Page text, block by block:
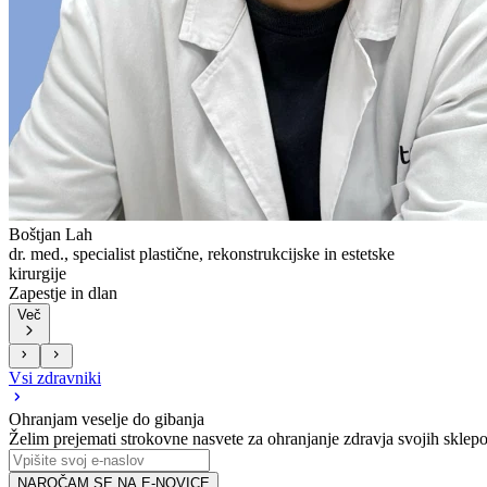
Boštjan Lah
dr. med., specialist plastične, rekonstrukcijske in estetske
kirurgije
Zapestje in dlan
Več
Vsi zdravniki
Ohranjam veselje do gibanja
Želim prejemati strokovne nasvete za ohranjanje zdravja svojih
NAROČAM SE NA E-NOVICE